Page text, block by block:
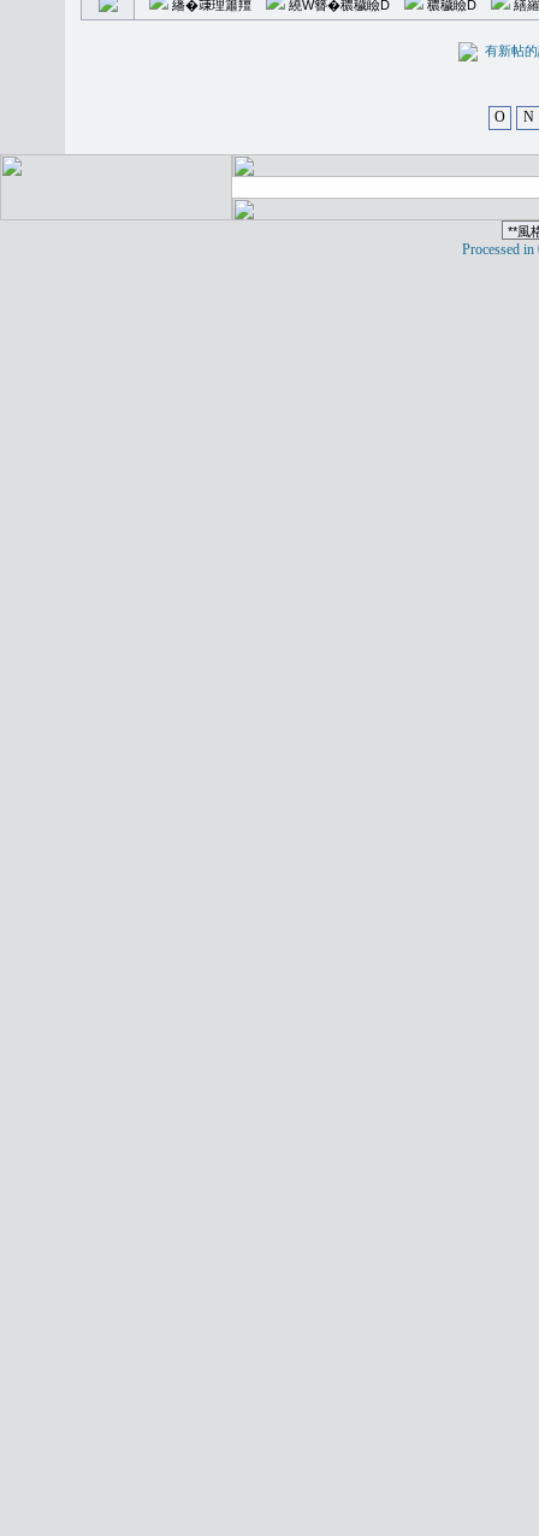
繙�𥪕理簫羶 繞W簪�穠穢瞼D 穠穢瞼D 繕
有新
O N
Processed